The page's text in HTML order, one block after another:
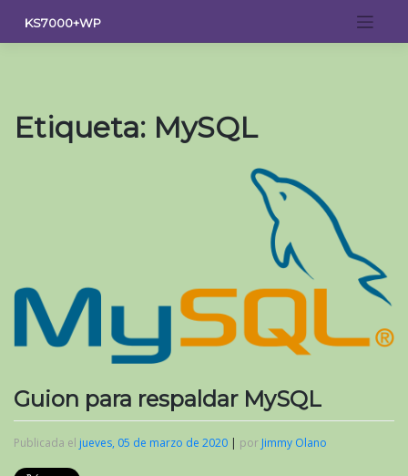
contenido
KS7000+WP
Etiqueta: MySQL
Guion para respaldar MySQL
Publicada el jueves, 05 de marzo de 2020 | por Jimmy Olano